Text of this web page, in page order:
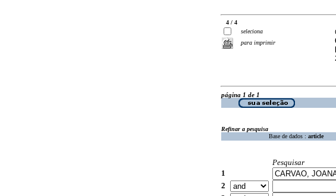
4 / 4
seleciona
para imprimir
página 1 de 1
Refinar a pesquisa
Base de dados : article
Pesquisar
1
2